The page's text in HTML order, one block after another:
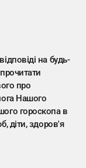
на будь-
про
Нашого
гороскопа в
діти, здоров'я